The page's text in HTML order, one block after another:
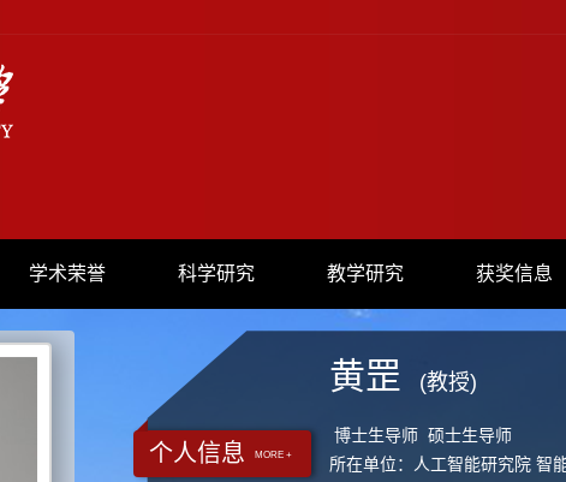
学术荣誉 科学研究 教学研究 获奖信息
个人信息 MORE +
黄罡 (教授)
博士生导师 硕士生导师
所在单位：人工智能研究院 智